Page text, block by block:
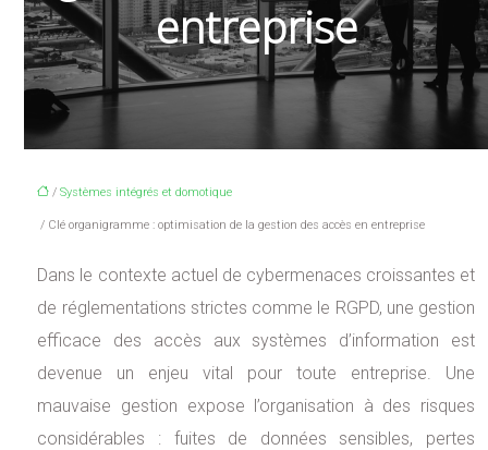
entreprise
/Systèmes intégrés et domotique
/ Clé organigramme : optimisation de la gestion des accès en entreprise
Dans le contexte actuel de cybermenaces croissantes et
de réglementations strictes comme le RGPD, une gestion
efficace des accès aux systèmes d’information est
devenue un enjeu vital pour toute entreprise. Une
mauvaise gestion expose l’organisation à des risques
considérables : fuites de données sensibles, pertes